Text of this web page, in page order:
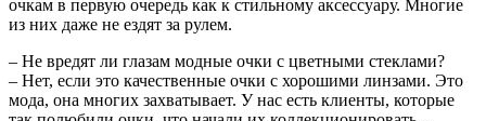
очкам в первую очередь как к стильному аксессуару. Многие
из них даже не ездят за рулем.
– Не вредят ли глазам модные очки с цветными стеклами?
– Нет, если это качественные очки с хорошими линзами. Это
мода, она многих захватывает. У нас есть клиенты, которые